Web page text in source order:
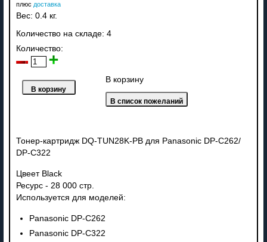
плюс доставка
Вес: 0.4 кг.
Количество на складе: 4
Количество:
В корзину
Тонер-картридж DQ-TUN28K-PB для Panasonic DP-C262/
DP-C322
Цвеет Black
Ресурс - 28 000 стр.
Используется для моделей:
Panasonic DP-C262
Panasonic DP-C322